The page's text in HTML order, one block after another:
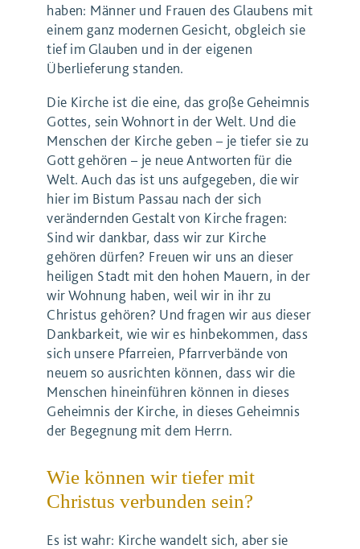
haben: Männer und Frauen des Glaubens mit
einem ganz modernen Gesicht, obgleich sie
tief im Glauben und in der eigenen
Überlieferung standen.
Die Kirche ist die eine, das große Geheimnis
Gottes, sein Wohnort in der Welt. Und die
Menschen der Kirche geben – je tiefer sie zu
Gott gehören – je neue Antworten für die
Welt. Auch das ist uns aufgegeben, die wir
hier im Bistum Passau nach der sich
verändernden Gestalt von Kirche fragen:
Sind wir dankbar, dass wir zur Kirche
gehören dürfen? Freuen wir uns an dieser
heiligen Stadt mit den hohen Mauern, in der
wir Wohnung haben, weil wir in ihr zu
Christus gehören? Und fragen wir aus dieser
Dankbarkeit, wie wir es hinbekommen, dass
sich unsere Pfarreien, Pfarrverbände von
neuem so ausrichten können, dass wir die
Menschen hineinführen können in dieses
Geheimnis der Kirche, in dieses Geheimnis
der Begegnung mit dem Herrn.
Wie können wir tiefer mit
Christus verbunden sein?
Es ist wahr: Kirche wandelt sich, aber sie